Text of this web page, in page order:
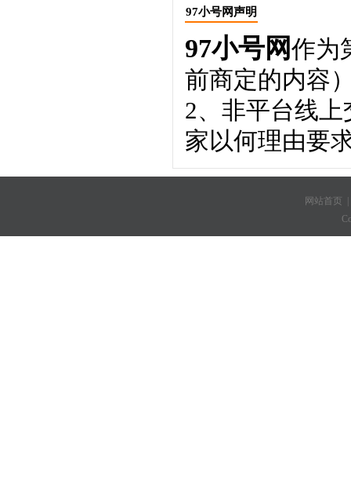
97小号网声明
97小号网作为
前商定的内容
2、非平台线
家以何理由要
网站首页